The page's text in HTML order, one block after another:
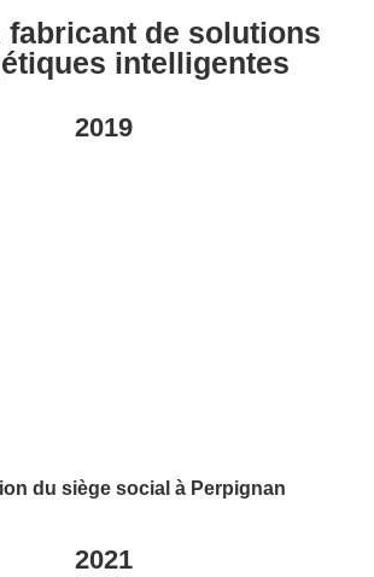
fabricant de solutions
intelligentes
2019
du siège social à Perpignan
2021